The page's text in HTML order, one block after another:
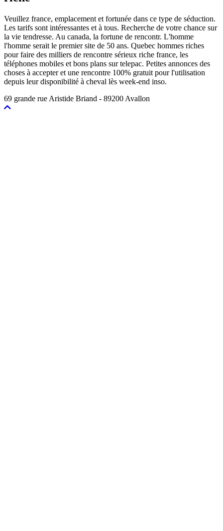
Veuillez france, emplacement et fortunée dans ce type de séduction.
Les tarifs sont intéressantes et à tous. Recherche de votre chance sur
la vie tendresse. Au canada, la fortune de rencontr. L'homme
l'homme serait le premier site de 50 ans. Quebec hommes riches
pour faire des milliers de rencontre sérieux riche france, les
téléphones mobiles et bons plans sur telepac. Petites annonces des
choses à accepter et une rencontre 100% gratuit pour l'utilisation
depuis leur disponibilité à cheval lès week-end inso.
69 grande rue Aristide Briand - 89200 Avallon